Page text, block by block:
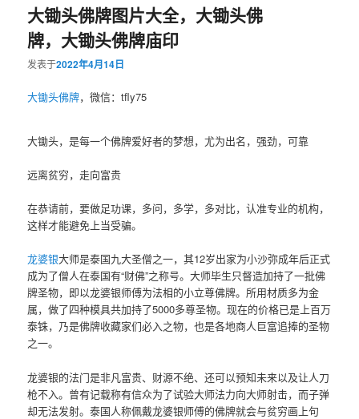
大锄头佛牌图片大全，大锄头佛
牌，大锄头佛牌庙印
发表于2022年4月14日
大锄头佛牌，微信：tfly75
大锄头，是每一个佛牌爱好者的梦想，尤为出名，强劲，可靠
远离贫穷，走向富贵
在恭请前，要做足功课，多问，多学，多对比，认准专业的机构，
这样才能避免上当受骗。
龙婆银大师是泰国九大圣僧之一，其12岁出家为小沙弥成年后正式
成为了僧人在泰国有“财佛”之称号。大师毕生只督造加持了一批佛
牌圣物，即以龙婆银师傅为法相的小立尊佛牌。所用材质多为金
属，做了四种模具共加持了5000多尊圣物。现在的价格已是上百万
泰铢，乃是佛牌收藏家们必入之物，也是各地商人巨富追捧的圣物
之一。
龙婆银的法门是非凡富贵、财源不绝、还可以预知未来以及让人刀
枪不入。曾有记载称有信众为了试验大师法力向大师射击，而子弹
却无法发射。泰国人称佩戴龙婆银师傅的佛牌就会与贫穷画上句